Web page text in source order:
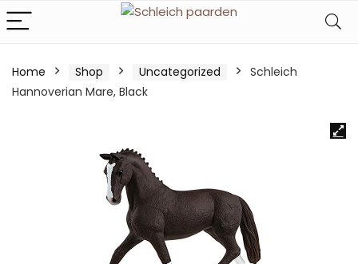
Home Shop Uncategorized
Schleich
Hannoverian Mare, Black